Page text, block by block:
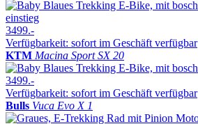
3499.-
Verfügbarkeit: sofort im Geschäft verfügbar
KTM Macina Sport SX 20
3499.-
Verfügbarkeit: sofort im Geschäft verfügbar
Bulls Vuca Evo X 1